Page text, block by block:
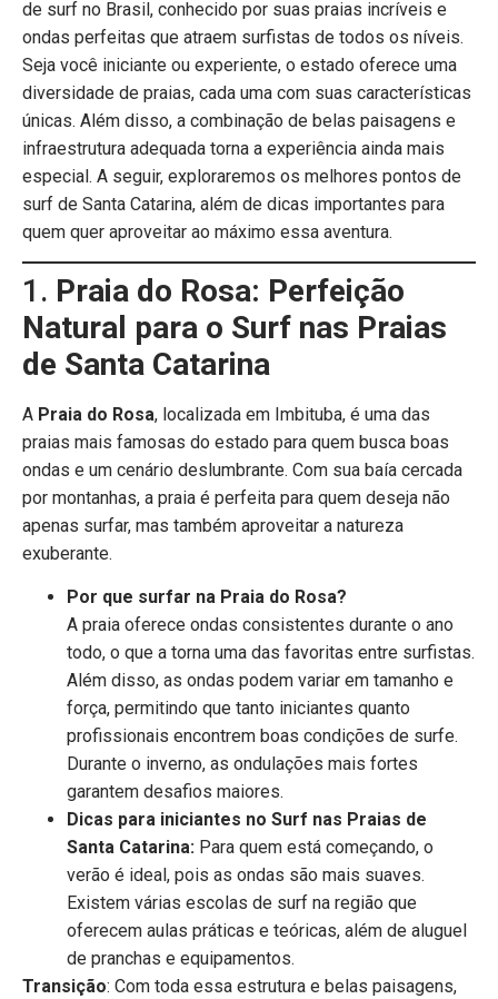
de surf no Brasil, conhecido por suas praias incríveis e
ondas perfeitas que atraem surfistas de todos os níveis.
Seja você iniciante ou experiente, o estado oferece uma
diversidade de praias, cada uma com suas características
únicas. Além disso, a combinação de belas paisagens e
infraestrutura adequada torna a experiência ainda mais
especial. A seguir, exploraremos os melhores pontos de
surf de Santa Catarina, além de dicas importantes para
quem quer aproveitar ao máximo essa aventura.
1. Praia do Rosa: Perfeição
Natural para o Surf nas Praias
de Santa Catarina
A Praia do Rosa, localizada em Imbituba, é uma das
praias mais famosas do estado para quem busca boas
ondas e um cenário deslumbrante. Com sua baía cercada
por montanhas, a praia é perfeita para quem deseja não
apenas surfar, mas também aproveitar a natureza
exuberante.
Por que surfar na Praia do Rosa?
A praia oferece ondas consistentes durante o ano
todo, o que a torna uma das favoritas entre surfistas.
Além disso, as ondas podem variar em tamanho e
força, permitindo que tanto iniciantes quanto
profissionais encontrem boas condições de surfe.
Durante o inverno, as ondulações mais fortes
garantem desafios maiores.
Dicas para iniciantes no Surf nas Praias de
Santa Catarina: Para quem está começando, o
verão é ideal, pois as ondas são mais suaves.
Existem várias escolas de surf na região que
oferecem aulas práticas e teóricas, além de aluguel
de pranchas e equipamentos.
Transição: Com toda essa estrutura e belas paisagens,